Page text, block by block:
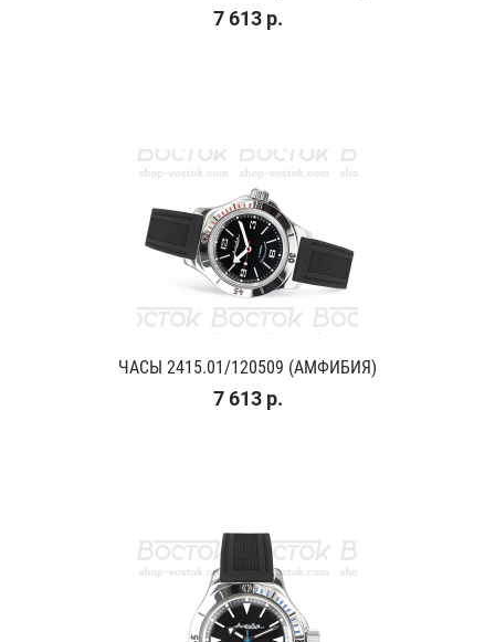
7 613 р.
ЧАСЫ 2415.01/120509 (АМФИБИЯ)
7 613 р.